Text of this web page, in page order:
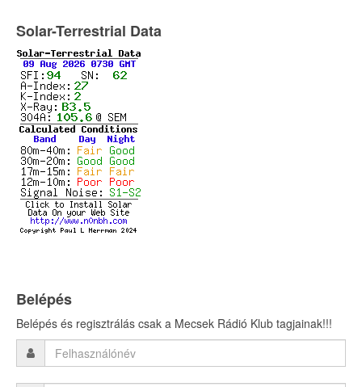
Solar-Terrestrial Data
Belépés
Belépés és regisztrálás csak a Mecsek Rádió Klub tagjainak!!!